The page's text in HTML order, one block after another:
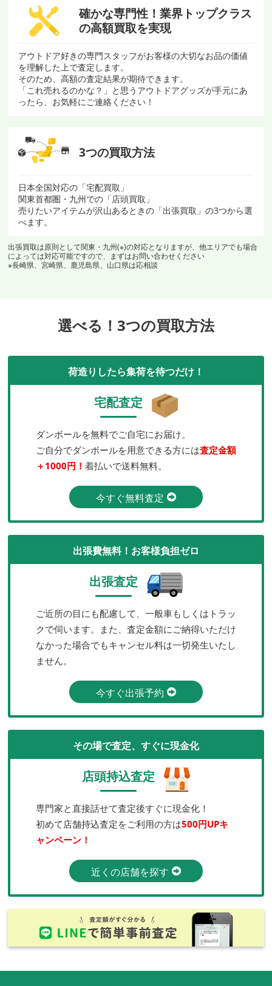
確かな専門性！ 業界トップクラス
の高額買取を実現
アウトドア好きの専門スタッフがお客様の大切なお品の価値
を理解した上で査定します。
そのため、高額の査定結果が期待できます。
「これ売れるのかな？」と思うアウトドアグッズが手元にあ
ったら、お気軽にご連絡ください！
3つの買取方法
日本全国対応の「宅配買取」
関東首都圏・九州での「店頭買取」
売りたいアイテムが沢山あるときの「出張買取」の3つから選
べます。
出張買取は原則として関東・九州(※)の対応となりますが、他エリアでも場合
によっては対応可能ですので、まずはお問い合わせください
※長崎県、宮崎県、鹿児島県、山口県は応相談
選べる！3つの買取方法
荷造りしたら集荷を待つだけ！
宅配査定
ダンボールを無料でご自宅にお届け。
ご自分でダンボールを用意できる方には査定金額
＋1000円！ 着払いで送料無料。
今すぐ無料査定
出張費無料！お客様負担ゼロ
出張査定
ご近所の目にも配慮して、一般車もしくはトラッ
クで伺います。また、査定金額にご納得いただけ
なかった場合でもキャンセル料は一切発生いたし
ません。
今すぐ出張予約
その場で査定、すぐに現金化
店頭持込査定
専門家と直接話せて査定後すぐに現金化！
初めて店舗持込査定をご利用の方は500円UPキ
ャンペーン！
近くの店舗を探す